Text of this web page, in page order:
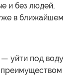
и без людей,
в ближайшем
уйти под воду
преимуществом